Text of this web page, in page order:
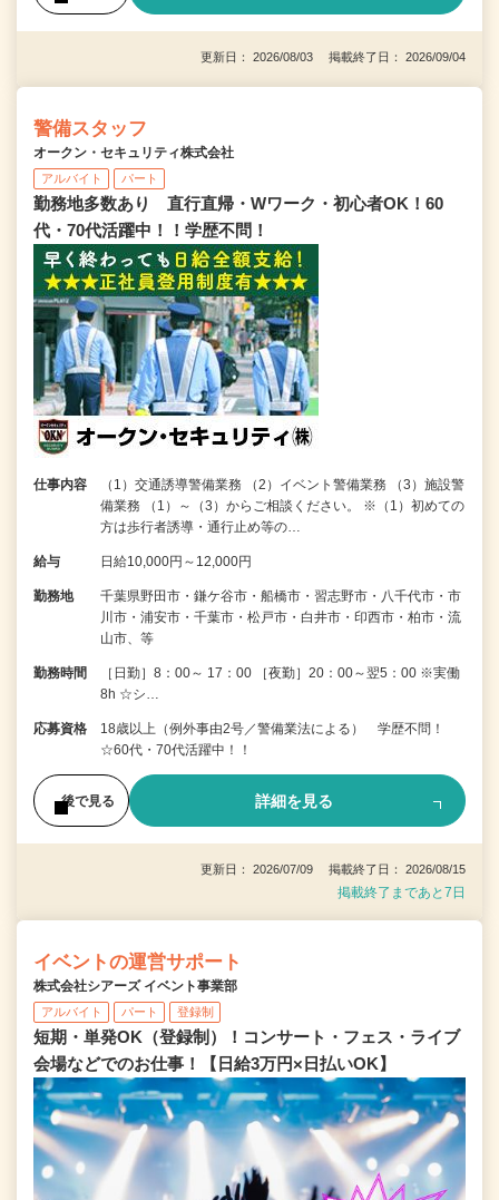
更新日： 2026/08/03 掲載終了日： 2026/09/04
警備スタッフ
オークン・セキュリティ株式会社
アルバイト パート
勤務地多数あり 直行直帰・Wワーク・初心者OK！60
代・70代活躍中！！学歴不問！
仕事内容
（1）交通誘導警備業務 （2）イベント警備業務 （3）施設警
備業務 （1）～（3）からご相談ください。 ※（1）初めての
方は歩行者誘導・通行止め等の…
給与 日給10,000円～12,000円
勤務地
千葉県野田市・鎌ケ谷市・船橋市・習志野市・八千代市・市
川市・浦安市・千葉市・松戸市・白井市・印西市・柏市・流
山市、等
勤務時間
［日勤］8：00～ 17：00 ［夜勤］20：00～翌5：00 ※実働
8h ☆シ…
応募資格
18歳以上（例外事由2号／警備業法による） 学歴不問！
☆60代・70代活躍中！！
後で見る 詳細を見る
更新日： 2026/07/09 掲載終了日： 2026/08/15
掲載終了まであと7日
イベントの運営サポート
株式会社シアーズ イベント事業部
アルバイト パート 登録制
短期・単発OK（登録制）！コンサート・フェス・ライブ
会場などでのお仕事！【日給3万円×日払いOK】